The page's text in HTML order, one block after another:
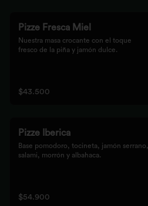
Pizze Fresca Miel
Nuestra masa crocante con el toque
fresco de la piña y jamón dulce.
$43.500
Pizze Iberica
Base pomodoro, tocineta, jamón serrano,
salami, morrón y albahaca.
$54.900